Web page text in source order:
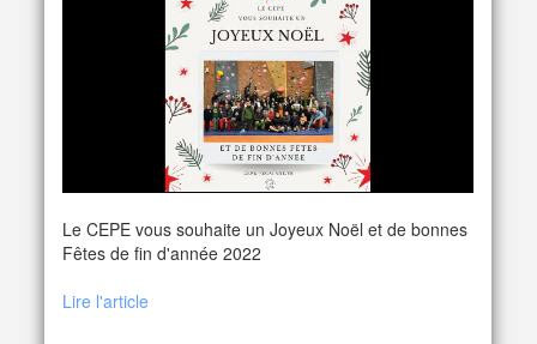
Le CEPE vous souhaite un Joyeux Noël et de bonnes
Fêtes de fin d'année 2022
Lire l'article